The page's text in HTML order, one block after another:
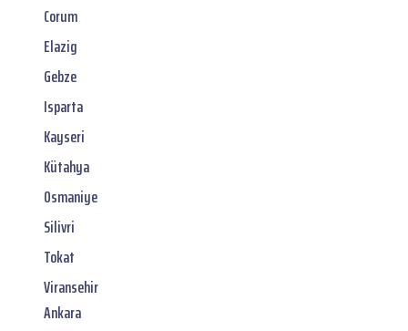
Corum
Elazig
Gebze
Isparta
Kayseri
Kütahya
Osmaniye
Silivri
Tokat
Viransehir
Ankara